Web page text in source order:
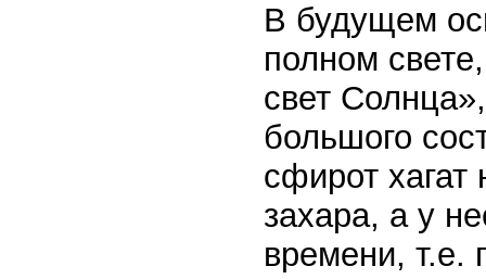
В будущем
полном
свет
большого
сфирот хагат
захара, а у
времени, т.е.